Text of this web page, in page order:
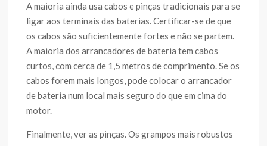
A maioria ainda usa cabos e pinças tradicionais para se
ligar aos terminais das baterias. Certificar-se de que
os cabos são suficientemente fortes e não se partem.
A maioria dos arrancadores de bateria tem cabos
curtos, com cerca de 1,5 metros de comprimento. Se os
cabos forem mais longos, pode colocar o arrancador
de bateria num local mais seguro do que em cima do
motor.
Finalmente, ver as pinças. Os grampos mais robustos